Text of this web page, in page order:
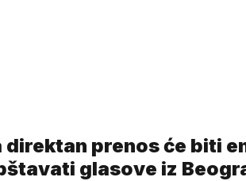
prenos će biti
glasove iz